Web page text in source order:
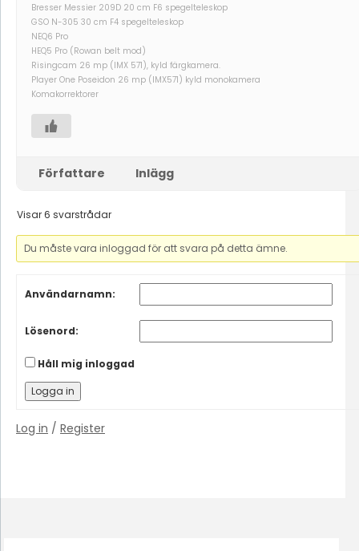
Bresser Messier 209D 20 cm F6 spegelteleskop
GSO N-305 30 cm F4 spegelteleskop
NEQ6 Pro
HEQ5 Pro (Rowan belt mod)
Risingcam 26 mp (IMX 571), kyld färgkamera.
Player One Poseidon 26 mp (IMX571) kyld monokamera
Komakorrektorer
Författare Inlägg
Visar 6 svarstrådar
Du måste vara inloggad för att svara på detta ämne.
Användarnamn:
Lösenord:
Håll mig inloggad
Logga in
Log in / Register